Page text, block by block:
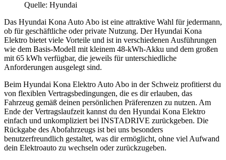
Quelle: Hyundai
Das Hyundai Kona Auto Abo ist eine attraktive Wahl für jedermann,
ob für geschäftliche oder private Nutzung. Der Hyundai Kona
Elektro bietet viele Vorteile und ist in verschiedenen Ausführungen
wie dem Basis-Modell mit kleinem 48-kWh-Akku und dem großen
mit 65 kWh verfügbar, die jeweils für unterschiedliche
Anforderungen ausgelegt sind.
Beim Hyundai Kona Elektro Auto Abo in der Schweiz profitierst du
von flexiblen Vertragsbedingungen, die es dir erlauben, das
Fahrzeug gemäß deinen persönlichen Präferenzen zu nutzen. Am
Ende der Vertragslaufzeit kannst du den Hyundai Kona Elektro
einfach und unkompliziert bei INSTADRIVE zurückgeben. Die
Rückgabe des Abofahrzeugs ist bei uns besonders
benutzerfreundlich gestaltet, was dir ermöglicht, ohne viel Aufwand
dein Elektroauto zu wechseln oder zurückzugeben.